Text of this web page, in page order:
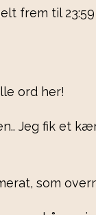
frem til
ord her!
Jeg fik et
som